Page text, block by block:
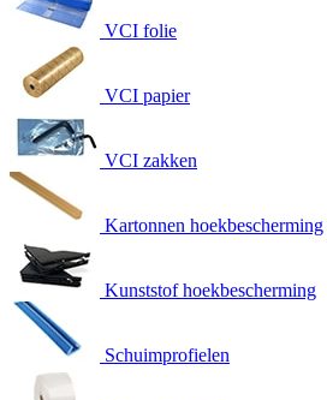
VCI folie
VCI papier
VCI zakken
Kartonnen hoekbescherming
Kunststof hoekbescherming
Schuimprofielen